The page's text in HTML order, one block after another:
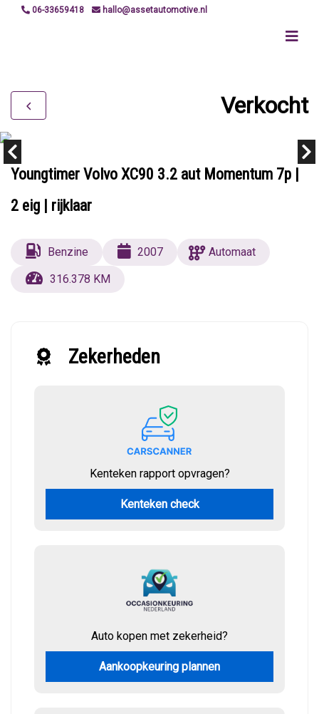
06-33659418 hallo@assetautomotive.nl
Verkocht
Youngtimer Volvo XC90 3.2 aut Momentum 7p |
2 eig | rijklaar
Benzine 2007
Automaat
316.378 KM
Zekerheden
Kenteken rapport opvragen?
Kenteken check
Auto kopen met zekerheid?
Aankoopkeuring plannen